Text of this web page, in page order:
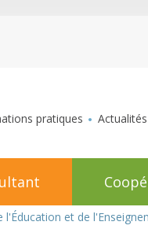
pratiques Actualités
et de